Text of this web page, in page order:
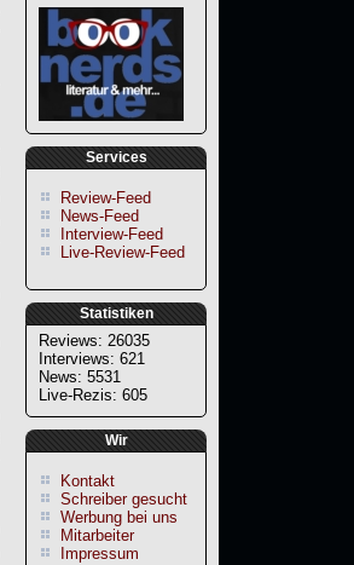
Services
Review-Feed
News-Feed
Interview-Feed
Live-Review-Feed
Statistiken
Reviews: 26035
Interviews: 621
News: 5531
Live-Rezis: 605
Wir
Kontakt
Schreiber gesucht
Werbung bei uns
Mitarbeiter
Impressum